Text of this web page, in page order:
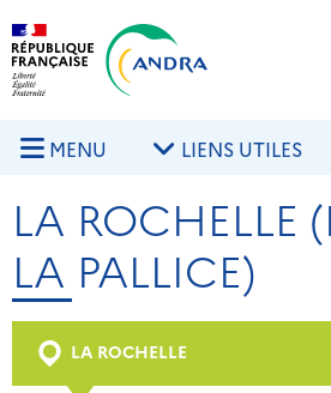
Aller au contenu principal
MENU LIENS UTILES
LA ROCHELLE
LA PALLICE)
LA ROCHELLE